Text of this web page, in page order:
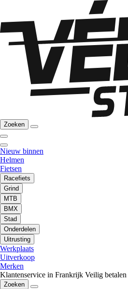
Zoeken
Nieuw binnen
Helmen
Fietsen
Racefiets
Grind
MTB
BMX
Stad
Onderdelen
Uitrusting
Werkplaats
Uitverkoop
Merken
Klantenservice in Frankrijk Veilig betalen
Zoeken